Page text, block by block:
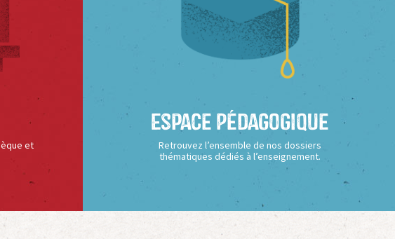
et
Espace Pédagogique
Retrouvez l’ensemble de nos dossiers
thématiques dédiés à l’enseignement.